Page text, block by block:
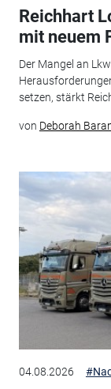
Reichhart
mit neuem
Der Mangel an
setzen, stärkt
von Deborah
04.08.2026